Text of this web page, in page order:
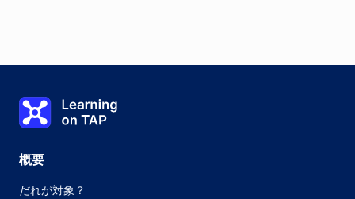
Learning on TAP - ホーム
概要
だれが対象？